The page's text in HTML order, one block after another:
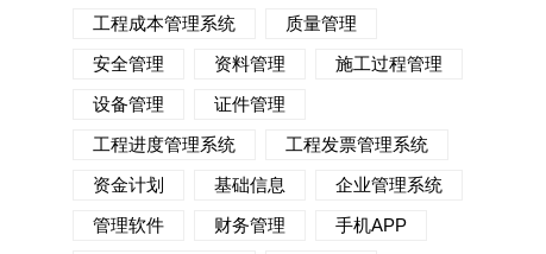
工程成本管理系统
质量管理
安全管理
资料管理
施工过程管理
设备管理
证件管理
工程进度管理系统
工程发票管理系统
资金计划
基础信息
企业管理系统
管理软件
财务管理
手机APP